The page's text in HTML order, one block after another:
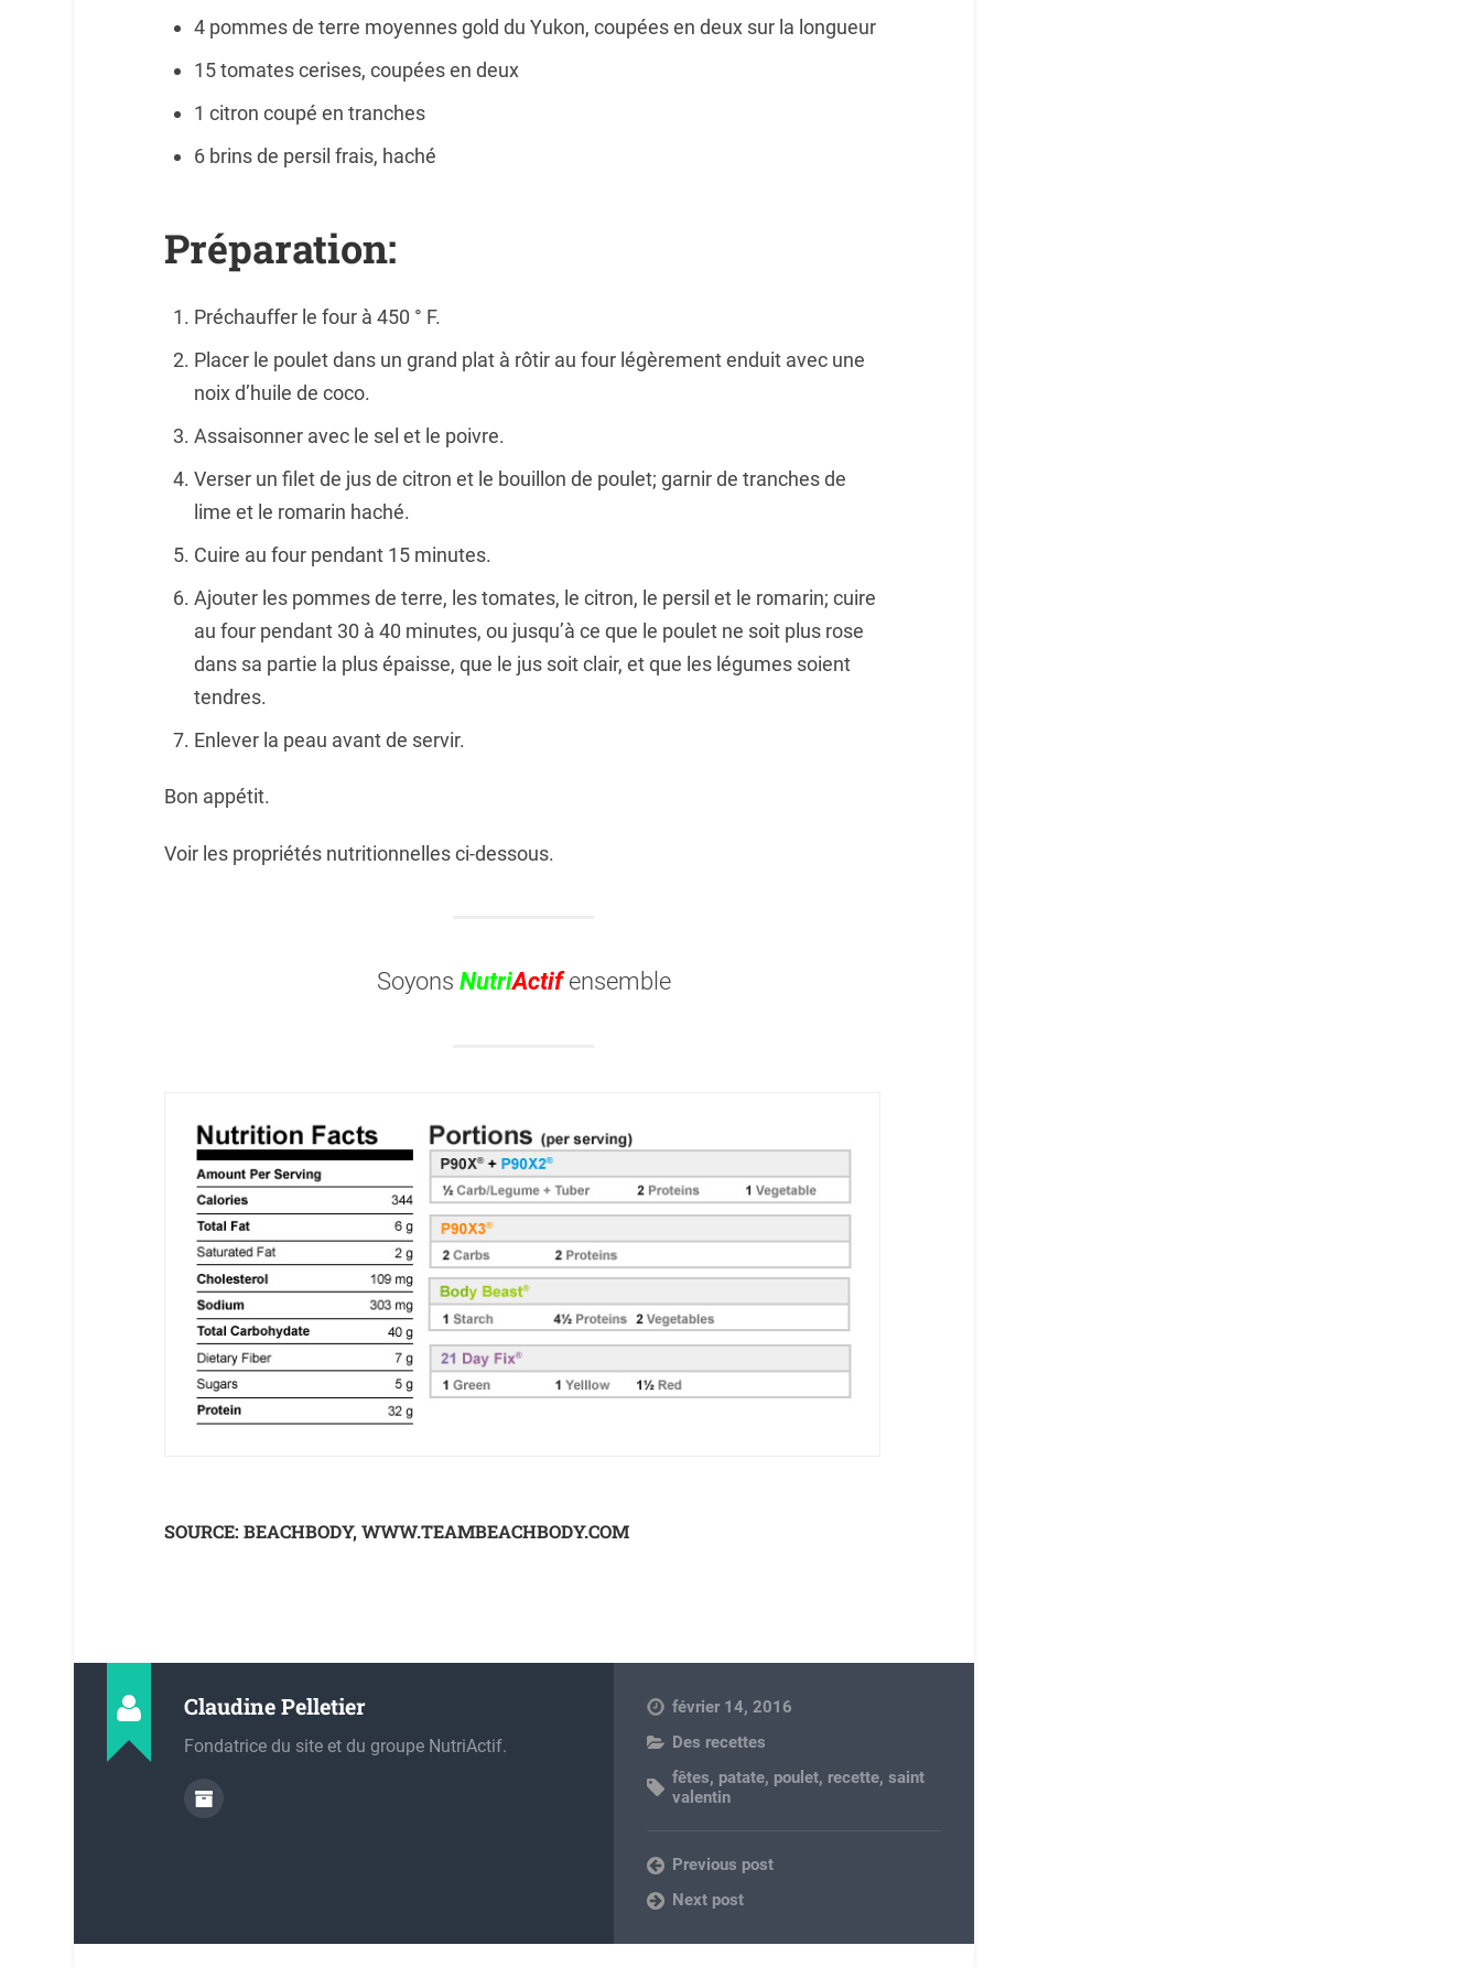
4 pommes de terre moyennes gold du Yukon, coupées en deux sur la longueur
15 tomates cerises, coupées en deux
1 citron coupé en tranches
6 brins de persil frais, haché
Préparation:
Préchauffer le four à 450 ° F.
Placer le poulet dans un grand plat à rôtir au four légèrement enduit avec une
noix d’huile de coco.
Assaisonner avec le sel et le poivre.
Verser un filet de jus de citron et le bouillon de poulet; garnir de tranches de
lime et le romarin haché.
Cuire au four pendant 15 minutes.
Ajouter les pommes de terre, les tomates, le citron, le persil et le romarin; cuire
au four pendant 30 à 40 minutes, ou jusqu’à ce que le poulet ne soit plus rose
dans sa partie la plus épaisse, que le jus soit clair, et que les légumes soient
tendres.
Enlever la peau avant de servir.
Bon appétit.
Voir les propriétés nutritionnelles ci-dessous.
Soyons NutriActifensemble
SOURCE: BEACHBODY, WWW.TEAMBEACHBODY.COM
Claudine Pelletier
Fondatrice du site et du groupe NutriActif.
février 14, 2016
Des recettes
fêtes, patate, poulet, recette,saint
valentin
Previous post
Next post